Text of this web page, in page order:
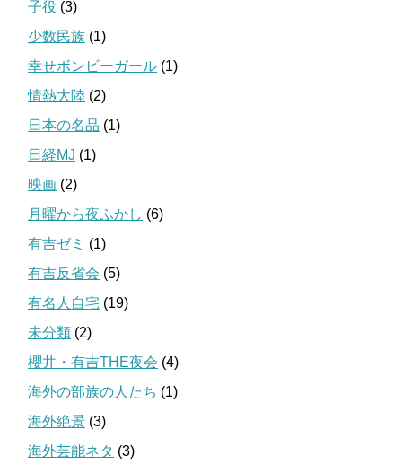
子役 (3)
少数民族 (1)
幸せボンビーガール (1)
情熱大陸 (2)
日本の名品 (1)
日経MJ (1)
映画 (2)
月曜から夜ふかし (6)
有吉ゼミ (1)
有吉反省会 (5)
有名人自宅 (19)
未分類 (2)
櫻井・有吉THE夜会 (4)
海外の部族の人たち (1)
海外絶景 (3)
海外芸能ネタ (3)